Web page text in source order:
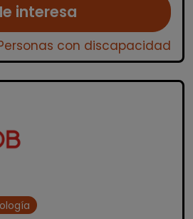
interesa
con discapacidad